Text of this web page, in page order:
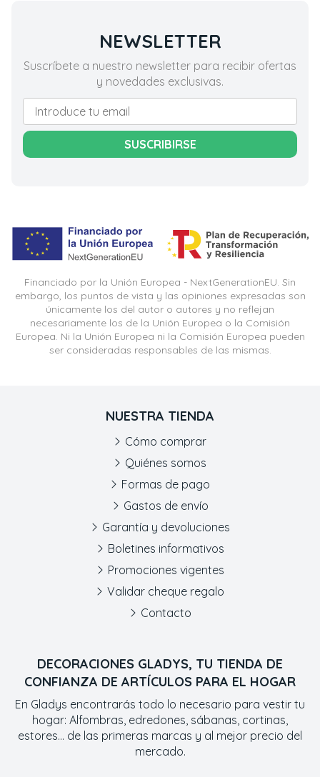
NEWSLETTER
Suscríbete a nuestro newsletter para recibir ofertas
y novedades exclusivas.
SUSCRIBIRSE
Financiado por la Unión Europea - NextGenerationEU. Sin
embargo, los puntos de vista y las opiniones expresadas son
únicamente los del autor o autores y no reflejan
necesariamente los de la Unión Europea o la Comisión
Europea. Ni la Unión Europea ni la Comisión Europea pueden
ser consideradas responsables de las mismas.
DECORACIONES GLADYS, TU TIENDA DE
CONFIANZA DE ARTÍCULOS PARA EL HOGAR
En Gladys encontrarás todo lo necesario para vestir tu
hogar: Alfombras, edredones, sábanas, cortinas,
estores... de las primeras marcas y al mejor precio del
mercado.
NUESTRA TIENDA
Cómo comprar
Quiénes somos
Formas de pago
Gastos de envío
Garantía y devoluciones
Boletines informativos
Promociones vigentes
Validar cheque regalo
Contacto